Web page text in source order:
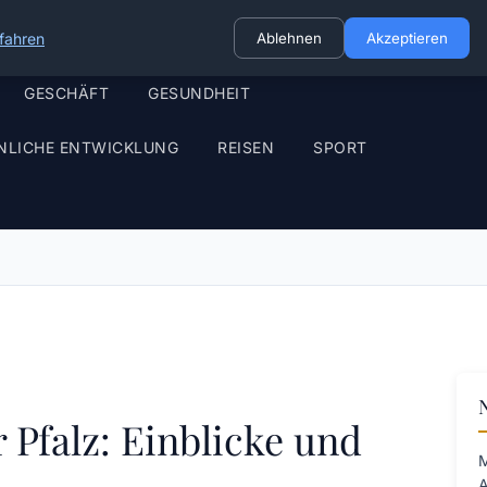
GESCHÄFT GESUNDHEIT
ENTWICKLUNG REISEN SPORT
Pfalz: Einblicke und
Ablehnen Akzeptieren